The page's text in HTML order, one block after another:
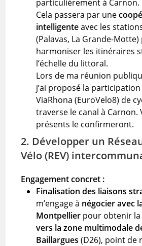
particulièrement à Carnon.
Cela passera par une
intelligenteavec les
(Palavas, La Grande-
harmoniser les itinéraires
l’échelle du littoral.
Lors de ma réunion
j’ai proposé la
ViaRhona (EuroVelo8) de
traverse le canal à Carnon.
présents le confirmeront.
2. Développer un
Vélo (REV)
Engagement concret :
Finalisation des liaisons
m’engage à négocier avec
Montpellier pour obtenir
vers la zone multimodale
Baillargues (D26), point de